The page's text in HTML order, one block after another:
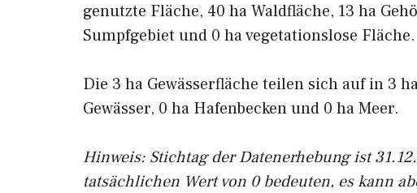
genutzte Fläche, 40 ha Waldfläche, 13 ha
Sumpfgebiet und 0 ha vegetationslose Fläche.
Die 3 ha Gewässerfläche teilen sich auf in 3
Gewässer, 0 ha Hafenbecken und 0 ha Meer.
Hinweis: Stichtag der Datenerhebung ist
tatsächlichen Wert von 0 bedeuten, es kann